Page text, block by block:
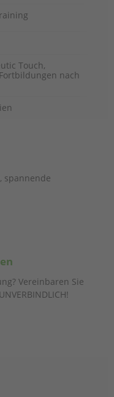
Touch,
nach
spannende
Vereinbaren Sie